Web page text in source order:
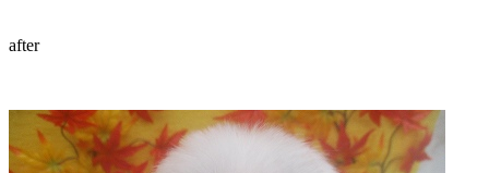
ロ
after